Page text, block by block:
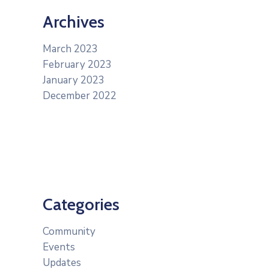
Archives
March 2023
February 2023
January 2023
December 2022
Categories
Community
Events
Updates